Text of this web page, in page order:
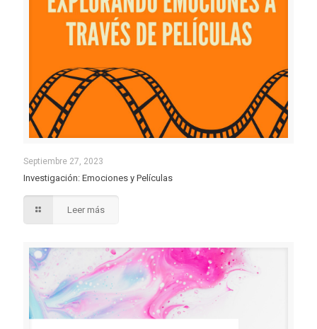
Septiembre 27, 2023
Investigación: Emociones y Películas
Leer más